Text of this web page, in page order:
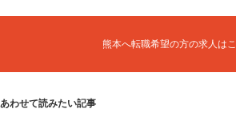
熊本へ転職希望の方の求人は
あわせて読みたい記事